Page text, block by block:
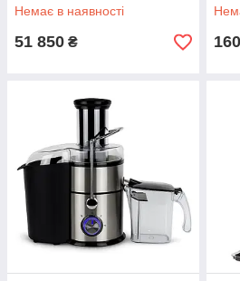
Немає в наявності
51 850 ₴